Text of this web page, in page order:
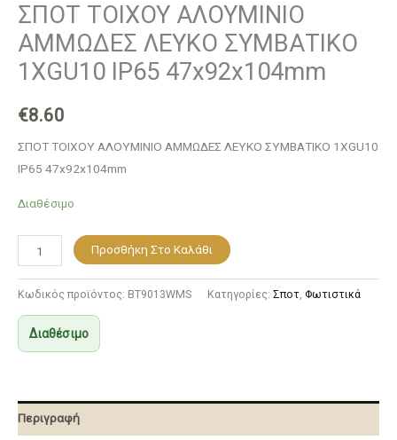
ΣΠΟΤ ΤΟΙΧΟΥ ΑΛΟΥΜΙΝΙΟ
ΑΜΜΩΔΕΣ ΛΕΥΚΟ ΣΥΜΒΑΤΙΚΟ
1XGU10 IP65 47x92x104mm
€8.60
ΣΠΟΤ ΤΟΙΧΟΥ ΑΛΟΥΜΙΝΙΟ ΑΜΜΩΔΕΣ ΛΕΥΚΟ ΣΥΜΒΑΤΙΚΟ 1XGU10
IP65 47x92x104mm
Διαθέσιμο
Προσθήκη Στο Καλάθι
Κωδικός προϊόντος: BT9013WMS Κατηγορίες: Σποτ, Φωτιστικά
Διαθέσιμο
Περιγραφή